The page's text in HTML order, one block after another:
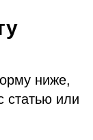
ниже,
статью или